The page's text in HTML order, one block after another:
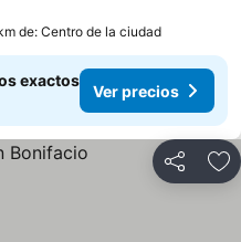
de: Centro de la ciudad
exactos
Ver precios
Compartir